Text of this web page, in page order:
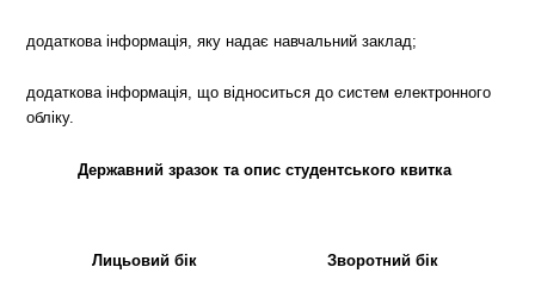
додаткова інформація, яку надає навчальний заклад;
додаткова інформація, що відноситься до систем електронного
обліку.
Державний зразок та опис студентського квитка
Лицьовий бік Зворотний бік